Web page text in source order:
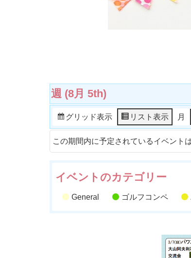
週 (8月 5th)
グリッド表示 リスト 表示 月
この期間内に予定されているイベント
イベントのカテゴリー
General ゴルフコンペ